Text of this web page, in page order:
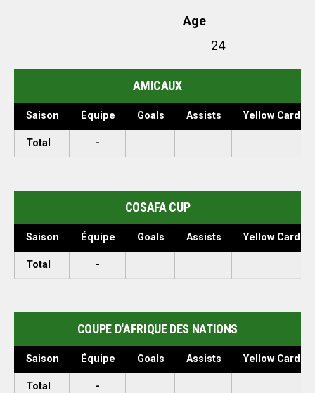
Age
24
AMICAUX
Saison Équipe Goals Assists Yellow Cards
Total -
COSAFA CUP
Saison Équipe Goals Assists Yellow Cards
Total -
COUPE D'AFRIQUE DES NATIONS
Saison Équipe Goals Assists Yellow Cards
Total -